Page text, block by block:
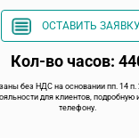
ОСТАВИТЬ ЗАЯВКУ
Кол-во часов:
без НДС на основании пп. 14 п.
для клиентов,
телефону.